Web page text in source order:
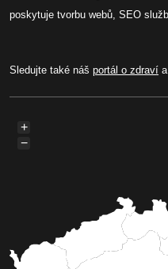
poskytuje tvorbu webů, SEO
Sledujte také náš portál o zdraví
+
−